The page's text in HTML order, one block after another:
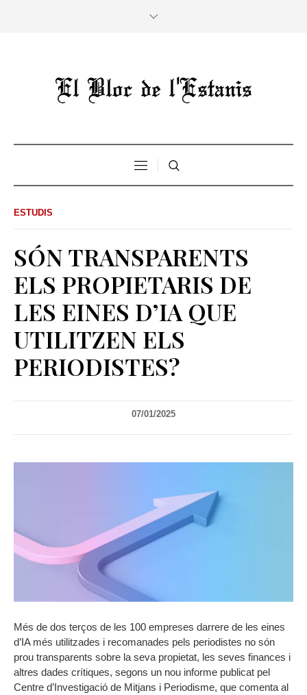
ESTUDIS
SÓN TRANSPARENTS
ELS PROPIETARIS DE
LES EINES D’IA QUE
UTILITZEN ELS
PERIODISTES?
07/01/2025
Més de dos terços de les 100 empreses darrere de les eines
d’IA més utilitzades i recomanades pels periodistes no són
prou transparents sobre la seva propietat, les seves finances i
altres dades crítiques, segons un nou informe publicat pel
Centre d’Investigació de Mitjans i Periodisme, que comenta al